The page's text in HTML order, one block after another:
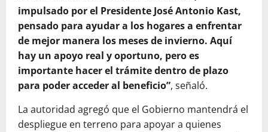
impulsado por el Presidente José Antonio Kast,
pensado para ayudar a los hogares a enfrentar
de mejor manera los meses de invierno. Aquí
hay un apoyo real y oportuno, pero es
importante hacer el trámite dentro de plazo
para poder acceder al beneficio”, señaló.
La autoridad agregó que el Gobierno mantendrá el
despliegue en terreno para apoyar a quienes